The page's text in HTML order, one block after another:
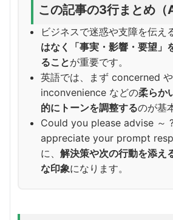
この記事の3行まとめ（
ビジネスで迷惑や支障を伝え
はなく「事実・影響・要望」
ることが重要です。
英語では、まず concerned や
inconvenience などの柔らか
的にトーンを調整するのが基
Could you please advise ～
appreciate your prompt
に、 解決策や次の行動を添え
な印象になります。